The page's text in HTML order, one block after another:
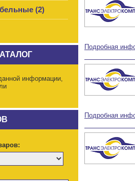
(2)
информации,
Подробная
Подробная